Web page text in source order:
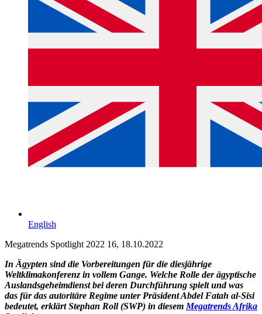
English
Megatrends Spotlight 2022 16, 18.10.2022
In Ägypten sind die Vorbereitungen für die diesjährige
Weltklimakonferenz in vollem Gange. Welche Rolle der ägyptische
Auslandsgeheimdienst bei deren Durchführung spielt und was
das für das autoritäre Regime unter Präsident Abdel Fatah al-Sisi
bedeutet, erklärt Stephan Roll (SWP) in diesem Megatrends Afrika